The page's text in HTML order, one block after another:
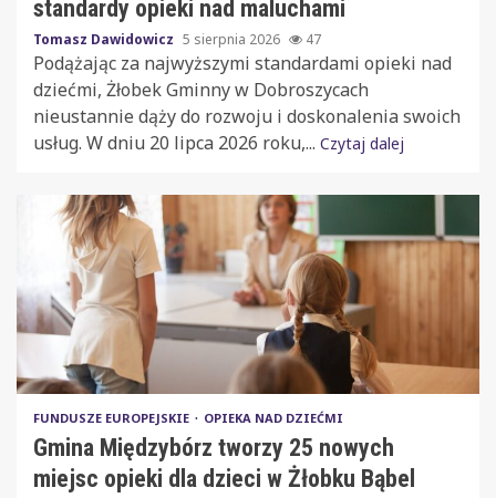
standardy opieki nad maluchami
Tomasz Dawidowicz 5 sierpnia 2026 47
Podążając za najwyższymi standardami opieki nad
dziećmi, Żłobek Gminny w Dobroszycach
nieustannie dąży do rozwoju i doskonalenia swoich
usług. W dniu 20 lipca 2026 roku,... Czytaj dalej
FUNDUSZE EUROPEJSKIE OPIEKA NAD DZIEĆMI
Gmina Międzybórz tworzy 25 nowych
miejsc opieki dla dzieci w Żłobku Bąbel